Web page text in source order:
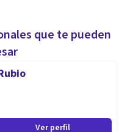
que te pueden
Ver perfil